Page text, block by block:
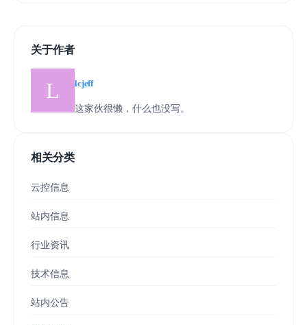
关于作者
lcjeff
这家伙很懒，什么也没写。
相关分类
云控信息
站内信息
行业资讯
技术信息
站内公告